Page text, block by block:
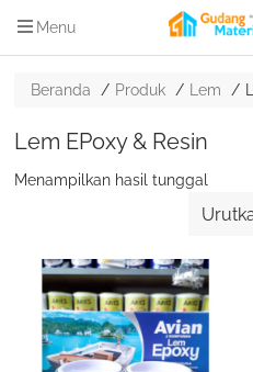
Menu
Beranda Produk Lem
Lem EPoxy & Resin
Menampilkan hasil tunggal